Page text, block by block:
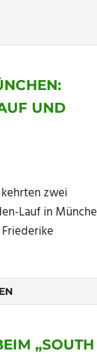
UND
zwei
Lauf in
„SOUTH